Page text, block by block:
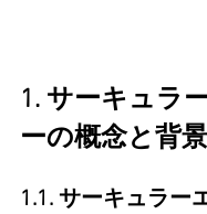
1. サーキュラ
ーの概念と背景
1.1. サーキュラー